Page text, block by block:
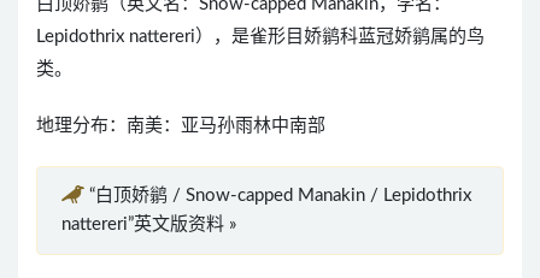
白顶娇鹟（英文名：Snow-capped Manakin，学名：
Lepidothrix nattereri），是雀形目娇鹟科蓝冠娇鹟属的鸟
类。
地理分布：南美：亚马孙雨林中南部
“白顶娇鹟 / Snow-capped Manakin / Lepidothrix
nattereri”英文版资料 »